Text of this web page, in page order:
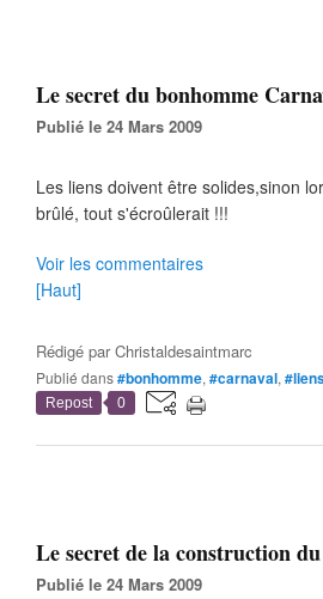
Le secret du bonhomme
Publié le 24 Mars 2009
Les liens doivent être solides,sinon
brûlé, tout s'écroûlerait !!!
Voir les commentaires
[Haut]
Rédigé parChristaldesaintmarc
Publié dans#bonhomme, #carnaval,
Repost 0
Le secret de la construction
Publié le 24 Mars 2009